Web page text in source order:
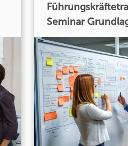
Seminar